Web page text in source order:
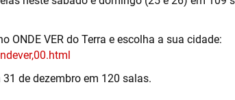
ONDE VER do Terra e escolha a sua cidade:
de dezembro em 120 salas.